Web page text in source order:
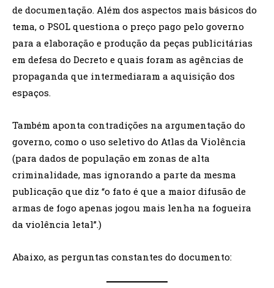
de documentação. Além dos aspectos mais básicos do
tema, o PSOL questiona o preço pago pelo governo
para a elaboração e produção da peças publicitárias
em defesa do Decreto e quais foram as agências de
propaganda que intermediaram a aquisição dos
espaços.
Também aponta contradições na argumentação do
governo, como o uso seletivo do Atlas da Violência
(para dados de população em zonas de alta
criminalidade, mas ignorando a parte da mesma
publicação que diz “o fato é que a maior difusão de
armas de fogo apenas jogou mais lenha na fogueira
da violência letal”.)
Abaixo, as perguntas constantes do documento: